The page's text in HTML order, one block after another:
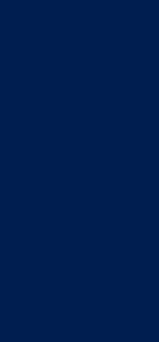
in Bad